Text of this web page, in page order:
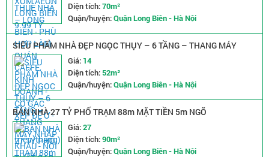
Diện tích:70m²
Quận/huyện:Quận Long Biên - Hà Nội
SIÊU PHẨM NHÀ ĐẸP NGỌC THỤY – 6 TẦNG – THANG MÁY
NHẬP KHẨU - NỘI THẤT CAO CẤP – 13.9 TỶ
Giá: 14
Diện tích:52m²
Quận/huyện:Quận Long Biên - Hà Nội
BÁN NHÀ 27 TỶ PHỐ TRẠM 88m MẶT TIỀN 5m NGÕ
THÔNG,LONG BIÊN HÀ NỘI
Giá:27
Diện tích:90m²
Quận/huyện:Quận Long Biên - Hà Nội